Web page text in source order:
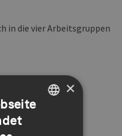
in die vier Arbeitsgruppen
×